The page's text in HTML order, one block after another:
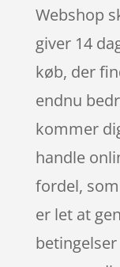
Webshop
giver 14
køb, der
endnu
kommer
handle
fordel,
er let at